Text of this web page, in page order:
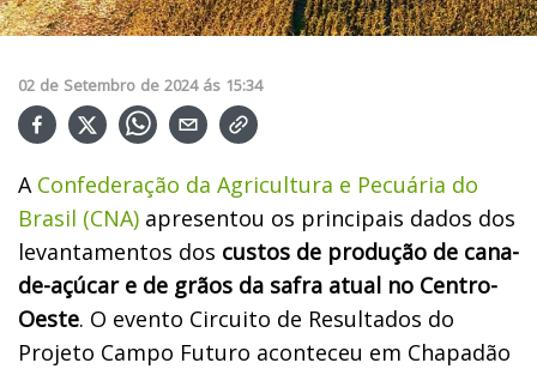
02 de Setembro de 2024 ás 15:34
AConfederação da Agricultura e Pecuária do
Brasil (CNA) apresentou os principais dados dos
levantamentos dos custos de produção de cana-
de-açúcar e de grãos da safra atual no Centro-
Oeste. O evento Circuito de Resultados do
Projeto Campo Futuro aconteceu em Chapadão